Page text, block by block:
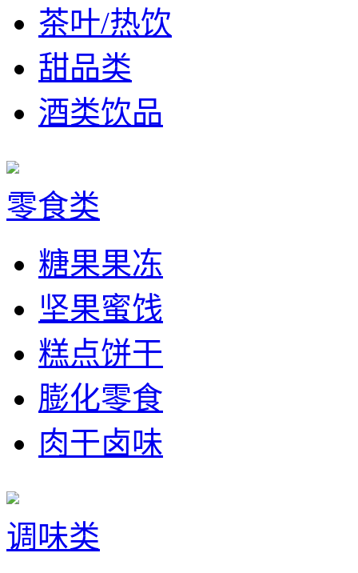
茶叶/热饮
甜品类
酒类饮品
零食类
糖果果冻
坚果蜜饯
糕点饼干
膨化零食
肉干卤味
调味类